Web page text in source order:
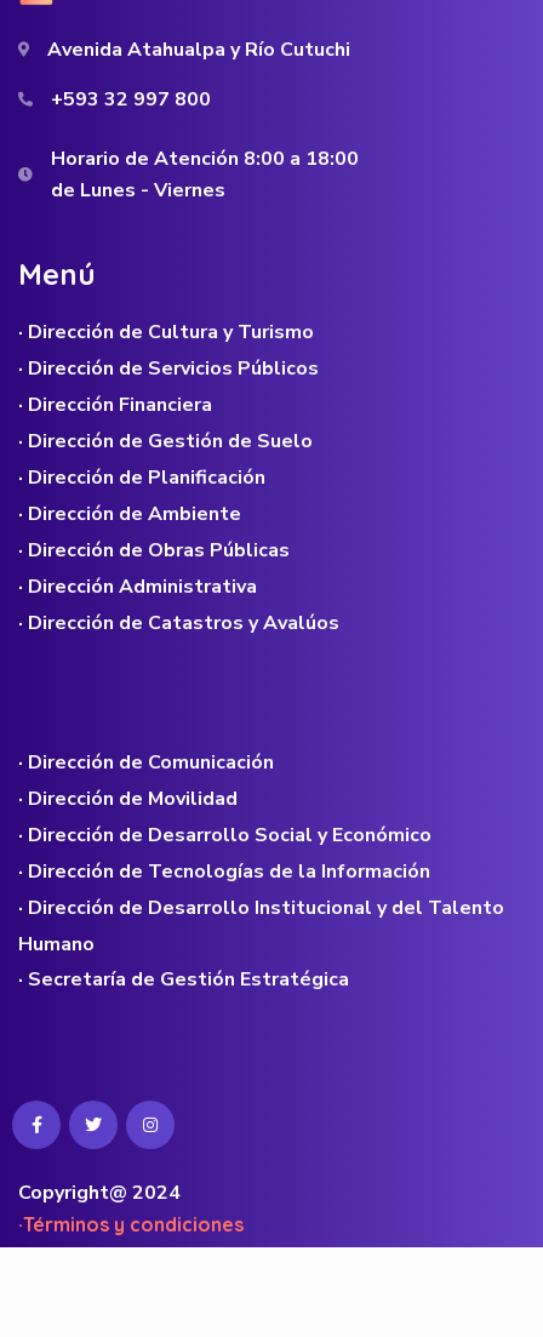
Avenida Atahualpa y Río Cutuchi
+593 32 997 800
Horario de Atención 8:00 a 18:00
de Lunes - Viernes
Menú
· Dirección de Cultura y Turismo
· Dirección de Servicios Públicos
· Dirección Financiera
· Dirección de Gestión de Suelo
· Dirección de Planificación
· Dirección de Ambiente
· Dirección de Obras Públicas
· Dirección Administrativa
· Dirección de Catastros y Avalúos
· Dirección de Comunicación
· Dirección de Movilidad
· Dirección de Desarrollo Social y Económico
· Dirección de Tecnologías de la Información
· Dirección de Desarrollo Institucional y del Talento
Humano
· Secretaría de Gestión Estratégica
Copyright@ 2024
·Términos y condiciones